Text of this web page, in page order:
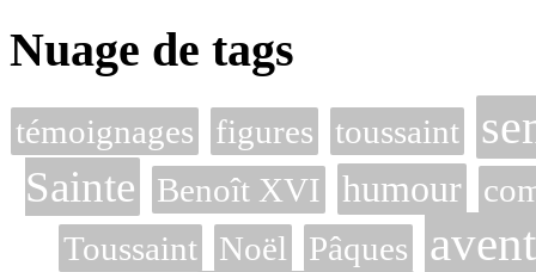
Nuage de tags
témoignages figures toussaint
Sainte Benoît XVI humour
Toussaint
Noël Pâques avent